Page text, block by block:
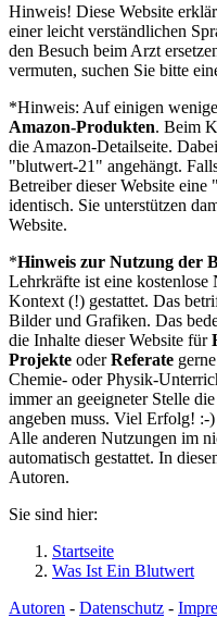
Hinweis! Diese Website
einer leicht verständlichen
den Besuch beim Arzt
vermuten, suchen Sie bitte
*Hinweis: Auf einigen
Amazon-Produkten. Beim
die Amazon-Detailseite.
"blutwert-21" angehängt.
Betreiber dieser Website
identisch. Sie unterstützen
Website.
*Hinweis zur Nutzung der
Lehrkräfte ist eine kostenlose
Kontext (!) gestattet. Das
Bilder und Grafiken. Das
die Inhalte dieser Website für
Projekte oderReferate
Chemie- oder Physik-
immer an geeigneter Stelle
angeben muss. Viel Erfolg! :-)
Alle anderen Nutzungen im
automatisch gestattet. In
Autoren.
Sie sind hier:
Startseite
Was Ist Ein Blutwert
Autoren - Datenschutz -